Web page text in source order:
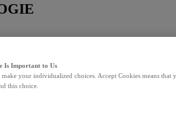
Is Important to Us
your individualized choices. Accept Cookies means that
this choice.